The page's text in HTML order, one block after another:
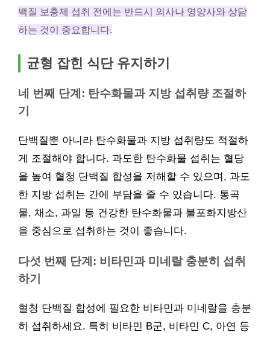
백질 보충제 섭취 전에는 반드시 의사나 영양사와 상담
하는 것이 중요합니다.
균형 잡힌 식단 유지하기
네 번째 단계: 탄수화물과 지방 섭취량 조절하
기
단백질뿐 아니라 탄수화물과 지방 섭취량도 적절하
게 조절해야 합니다. 과도한 탄수화물 섭취는 혈당
을 높여 혈청 단백질 합성을 저해할 수 있으며, 과도
한 지방 섭취는 간에 부담을 줄 수 있습니다. 통곡
물, 채소, 과일 등 건강한 탄수화물과 불포화지방산
을 중심으로 섭취하는 것이 좋습니다.
다섯 번째 단계: 비타민과 미네랄 충분히 섭취
하기
혈청 단백질 합성에 필요한 비타민과 미네랄을 충분
히 섭취하세요. 특히 비타민 B군, 비타민 C, 아연 등